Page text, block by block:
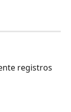
registros